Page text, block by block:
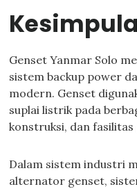
Genset Yanmar Solo
sistem backup power
modern. Genset
suplai listrik pada
konstruksi, dan fasilitas
Dalam sistem industri
alternator genset,